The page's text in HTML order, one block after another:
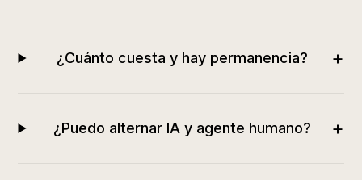
¿Cuánto cuesta y hay permanencia? +
¿Puedo alternar IA y agente humano? +